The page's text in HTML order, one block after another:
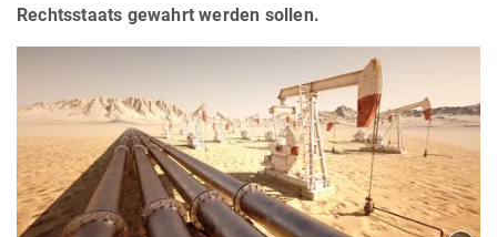
Rechtsstaats gewahrt werden sollen.